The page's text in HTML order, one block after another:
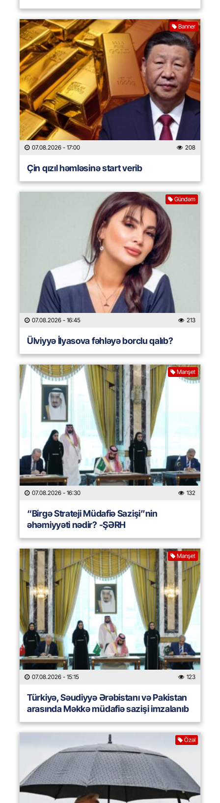
Banner
07.08.2026 - 17:00 208
Çin qızıl həmləsinə start verib
Gündəm
07.08.2026 - 16:45 213
Ülviyyə İlyasova fəhləyə borclu qalıb?
Manşet
07.08.2026 - 16:30 132
“Birgə Strateji Müdafiə Sazişi”nin
əhəmiyyəti nədir? -ŞƏRH
Manşet
07.08.2026 - 15:15 123
Türkiyə, Səudiyyə Ərəbistanı və Pakistan
arasında Məkkə müdafiə sazişi imzalanıb
Özəl